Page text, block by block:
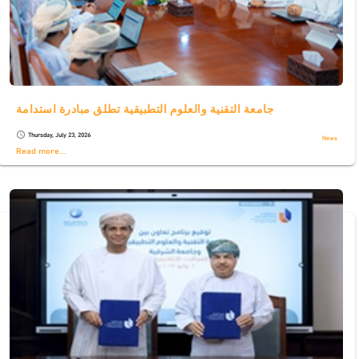
جامعة التقنية والعلوم التطبيقية تطلق مبادرة استدامة
schedule Thursday, July 23, 2026 News
Read more...